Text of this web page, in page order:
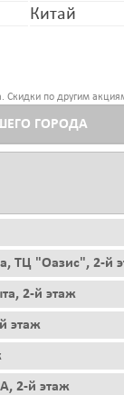
Китай
по другим
ГОРОДА
ТЦ "Оазис", 2-й
2-й этаж
этаж
2-й этаж